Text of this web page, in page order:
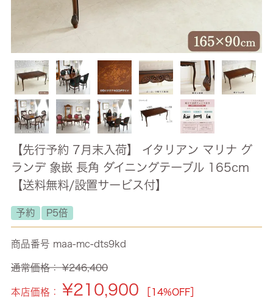
【先行予約 7月末入荷】 イタリアン マリナ グ
ランデ 象嵌 長角 ダイニングテーブル 165cm
【送料無料/設置サービス付】
予約 P5倍
商品番号 maa-mc-dts9kd
通常価格： ¥246,400
本店価格： ¥210,900
［14%OFF］